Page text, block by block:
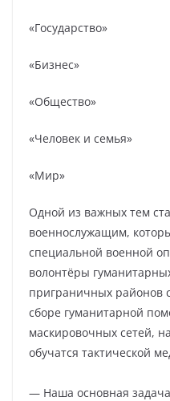
«Государство»
«Бизнес»
«Общество»
«Человек и семья»
«Мир»
Одной из важных тем
военнослужащим,
специальной военной
волонтёры
приграничных районов
сборе гуманитарной
маскировочных сетей,
обучатся тактической
— Наша основная